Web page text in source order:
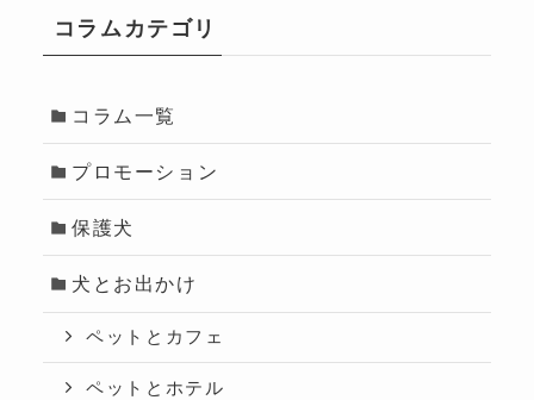
コラムカテゴリ
コラム一覧
プロモーション
保護犬
犬とお出かけ
ペットとカフェ
ペットとホテル